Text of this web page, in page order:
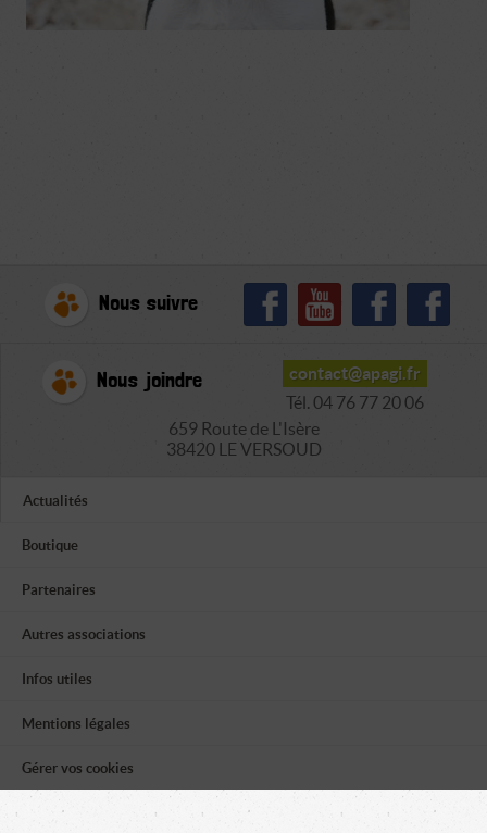
Nous suivre
Nous joindre
contact@apagi.fr
Tél. 04 76 77 20 06
659 Route de L'Isère
38420 LE VERSOUD
Actualités
Boutique
Partenaires
Autres associations
Infos utiles
Mentions légales
Gérer vos cookies